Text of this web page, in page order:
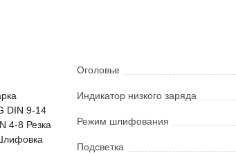
DIN 9-14
4-8 Резка
Оголовье
Индикатор низкого заряда
Режим шлифования
Подсветка